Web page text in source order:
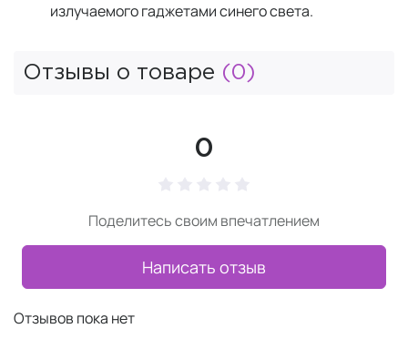
излучаемого гаджетами синего света.
Отзывы о товаре (0)
0
Поделитесь своим впечатлением
Написать отзыв
Отзывов пока нет